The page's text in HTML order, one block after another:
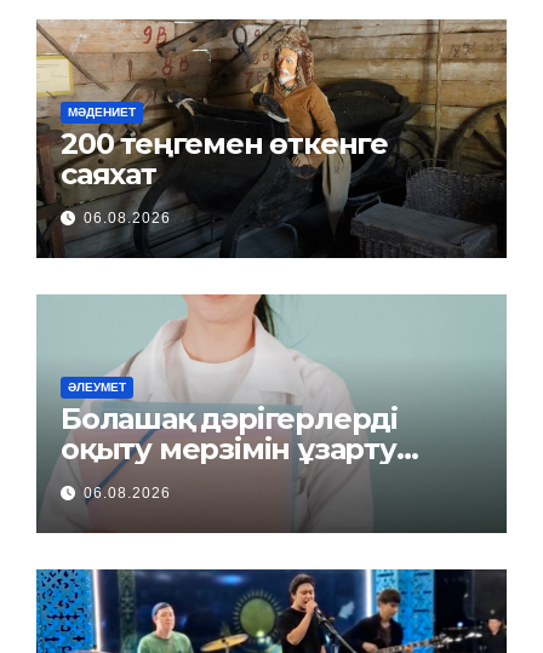
МӘДЕНИЕТ
200 теңгемен өткенге
саяхат
06.08.2026
ӘЛЕУМЕТ
Болашақ дәрігерлерді
оқыту мерзімін ұзарту
керек пе?
06.08.2026